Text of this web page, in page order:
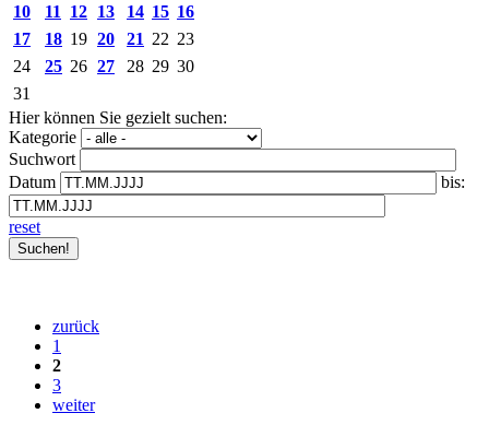
10
11 12 13 14 15 16
17
18 19 20 21 22 23
24
25 26 27 28 29 30
31
Hier können Sie gezielt suchen:
Kategorie
Suchwort
Datum
bis:
reset
zurück
1
2
3
weiter